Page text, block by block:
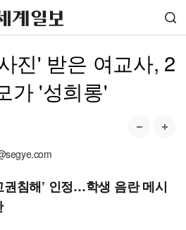
진' 받은 여교사, 2
가 '성희롱'
권침해’ 인정…학생 음란 메시